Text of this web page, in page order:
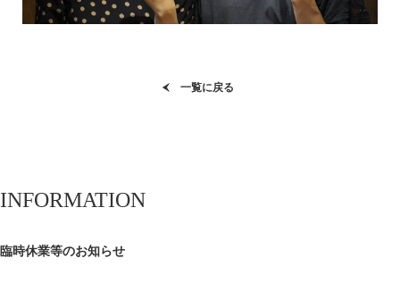
一覧に戻る
INFORMATION
臨時休業等のお知らせ